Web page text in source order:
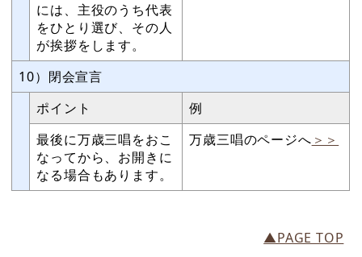
には、主役のうち代表
をひとり選び、その人
が挨拶をします。
10）閉会宣言
ポイント
例
最後に万歳三唱をおこ
なってから、お開きに
なる場合もあります。
万歳三唱のページへ ＞＞
▲PAGE TOP